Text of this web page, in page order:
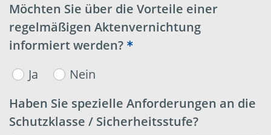
Möchten Sie über die Vorteile einer
regelmäßigen Aktenvernichtung
informiert werden?
Ja
Nein
Haben Sie spezielle Anforderungen an die
Schutzklasse / Sicherheitsstufe?